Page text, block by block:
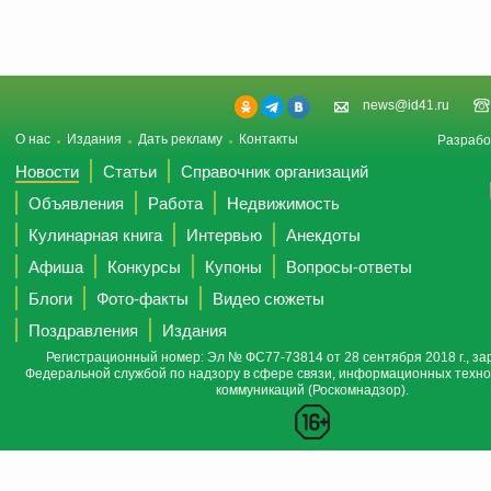
news@id41.ru
О нас Издания Дать рекламу Контакты
Новости Статьи
Справочник организаций
Объявления
Работа
Недвижимость
Кулинарная книга
Интервью
Анекдоты
Афиша
Конкурсы Купоны
Вопросы-ответы
Блоги
Фото-факты
Видео сюжеты
Поздравления
Издания
Регистрационный номер: Эл № ФС77-73814 от 28 сентября 2018 г.,
Федеральной службой по надзору в сфере связи, информационных
коммуникаций (Роскомнадзор).